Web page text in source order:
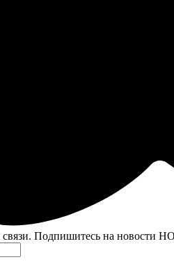
связи. Подпишитесь на новости